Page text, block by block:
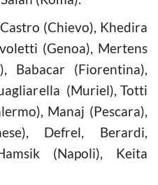
(Chievo), Khedira
(Genoa), Mertens
Babacar (Fiorentina),
(Muriel), Totti
Manaj (Pescara),
Defrel, Berardi,
(Napoli), Keita